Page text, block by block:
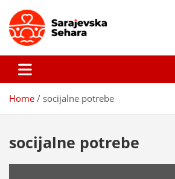
content
Sarajevska sehara
Home socijalne potrebe
socijalne potrebe